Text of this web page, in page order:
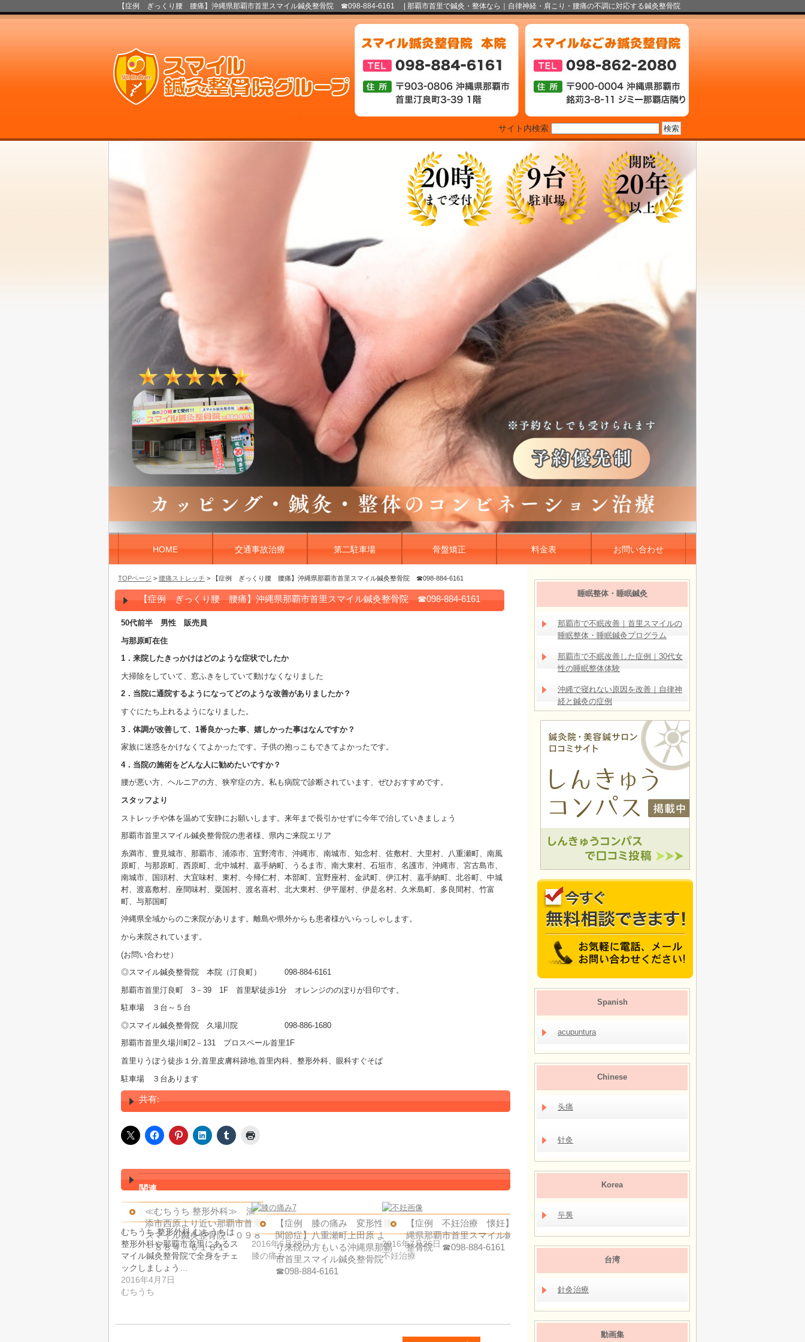
【症例 ぎっくり腰 腰痛】沖縄県那覇市首里スマイル鍼灸整骨院 ☎098-884-6161 | 那覇市首里で鍼灸・整体なら｜自律神経・肩こり・腰痛の不調に対応する鍼灸整骨院
サイト内検索
HOME 交通事故治療 第二駐車場 骨盤矯正 料金表 お問い合わせ
TOPページ > 腰痛ストレッチ > 【症例 ぎっくり腰 腰痛】沖縄県那覇市首里スマイル鍼灸整骨院 ☎098-884-6161
【症例 ぎっくり腰 腰痛】沖縄県那覇市首里スマイル鍼灸整骨院 ☎098-884-6161
50代前半 男性 販売員
与那原町在住
1．来院したきっかけはどのような症状でしたか
大掃除をしていて、窓ふきをしていて動けなくなりました
2．当院に通院するようになってどのような改善がありましたか？
すぐにたち上れるようになりました。
3．体調が改善して、1番良かった事、嬉しかった事はなんですか？
家族に迷惑をかけなくてよかったです。子供の抱っこもできてよかったです。
4．当院の施術をどんな人に勧めたいですか？
腰が悪い方、ヘルニアの方、狭窄症の方。私も病院で診断されています、ぜひおすすめです。
スタッフより
ストレッチや体を温めて安静にお願いします。来年まで長引かせずに今年で治していきましょう
那覇市首里スマイル鍼灸整骨院の患者様、県内ご来院エリア
糸満市、豊見城市、那覇市、浦添市、宜野湾市、沖縄市、南城市、知念村、佐敷村、大里村、八重瀬町、南風
原町、与那原町、西原町、北中城村、嘉手納町、うるま市、南大東村、石垣市、名護市、沖縄市、宮古島市、
南城市、国頭村、大宜味村、東村、今帰仁村、本部町、宜野座村、金武町、伊江村、嘉手納町、北谷町、中城
村、渡嘉敷村、座間味村、粟国村、渡名喜村、北大東村、伊平屋村、伊是名村、久米島町、多良間村、竹富
町、与那国町
沖縄県全域からのご来院があります。離島や県外からも患者様がいらっしゃします。
から来院されています。
(お問い合わせ）
◎スマイル鍼灸整骨院 本院（汀良町） 098-884-6161
那覇市首里汀良町 3－39 1F 首里駅徒歩1分 オレンジののぼりが目印です。
駐車場 ３台～５台
◎スマイル鍼灸整骨院 久場川院 098-886-1680
那覇市首里久場川町2－131 プロスペール首里1F
首里りうぼう徒歩１分,首里皮膚科跡地,首里内科、整形外科、眼科すぐそば
駐車場 ３台あります
共有:
関連
≪むちうち 整形外科≫ 浦
添市西原より近い那覇市首里
スマイル鍼灸整骨院 ０９８
－８８４－６１６１
むちうち 整形外科 むちうちは
整形外科や那覇市首里にあるス
マイル鍼灸整骨院で全身をチェ
ックしましょう…
2016年4月7日
むちうち
【症例 膝の痛み 変形性膝
関節症】八重瀬町上田原 よ
り来院の方もいる沖縄県那覇
市首里スマイル鍼灸整骨院
☎098-884-6161
2016年6月28日
膝の痛み
【症例 不妊治療 懐妊】沖
縄県那覇市首里スマイル鍼灸
整骨院 ☎098-884-6161
2016年7月26日
不妊治療
睡眠整体・睡眠鍼灸
那覇市で不眠改善｜首里スマイルの
睡眠整体・睡眠鍼灸プログラム
那覇市で不眠改善した症例｜30代女
性の睡眠整体体験
沖縄で寝れない原因を改善｜自律神
経と鍼灸の症例
Spanish
acupuntura
Chinese
头痛
针灸
Korea
두통
台湾
針灸治療
動画集